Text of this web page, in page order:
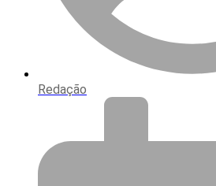
Redação